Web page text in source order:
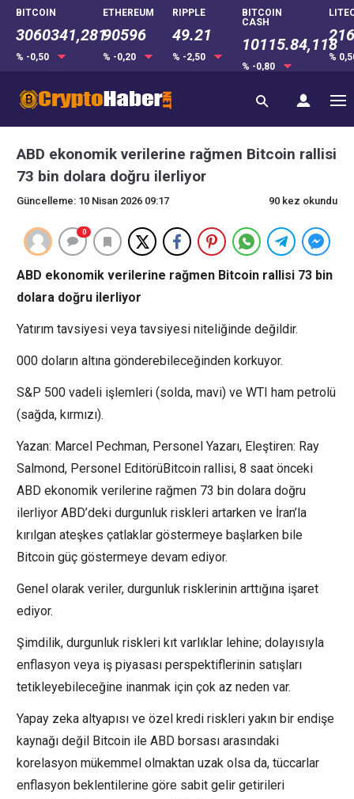
BITCOIN
3060341,281
% -0,50
ETHEREUM
90596
% -0,20
RIPPLE
49.21
% -2,50
BITCOIN
CASH
10115.84,118
% -0,80
%
ABD ekonomik verilerine rağmen Bitcoin rallisi
73 bin dolara doğru ilerliyor
Güncelleme: 10 Nisan 2026 09:17 90 kez okundu
0
ABD ekonomik verilerine rağmen Bitcoin rallisi 73 bin
dolara doğru ilerliyor
Yatırım tavsiyesi veya tavsiyesi niteliğinde değildir.
000 doların altına gönderebileceğinden korkuyor.
S&P 500 vadeli işlemleri (solda, mavi) ve WTI ham petrolü
(sağda, kırmızı).
Yazan: Marcel Pechman, Personel Yazarı, Eleştiren: Ray
Salmond, Personel EditörüBitcoin rallisi, 8 saat önceki
ABD ekonomik verilerine rağmen 73 bin dolara doğru
ilerliyor ABD’deki durgunluk riskleri artarken ve İran’la
kırılgan ateşkes çatlaklar göstermeye başlarken bile
Bitcoin güç göstermeye devam ediyor.
Genel olarak veriler, durgunluk risklerinin arttığına işaret
ediyor.
Şimdilik, durgunluk riskleri kıt varlıklar lehine; dolayısıyla
enflasyon veya iş piyasası perspektiflerinin satışları
tetikleyebileceğine inanmak için çok az neden var.
Yapay zeka altyapısı ve özel kredi riskleri yakın bir endişe
kaynağı değil Bitcoin ile ABD borsası arasındaki
korelasyon mükemmel olmaktan uzak olsa da, tüccarlar
enflasyon beklentilerine göre sabit gelir getirileri